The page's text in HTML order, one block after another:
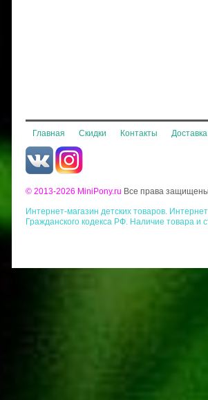
Главная Скидки Контакты
© 2013-2026 MiniPony.ru Все права защищены
Интернет-магазин детских товаров.
Гражданского кодекса РФ. Наличие товара и